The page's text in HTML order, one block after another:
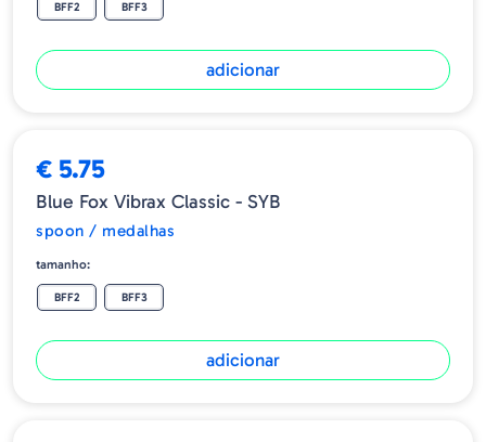
BFF2 BFF3
adicionar
€ 5.75
Blue Fox Vibrax Classic - SYB
spoon / medalhas
tamanho:
BFF2 BFF3
adicionar